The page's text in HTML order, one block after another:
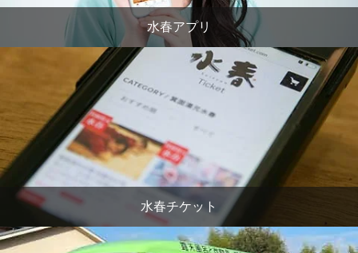
水春アプリ
水春チケット